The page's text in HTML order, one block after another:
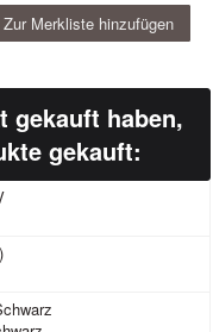
Zur Merkliste hinzufügen
gekauft haben,
gekauft: